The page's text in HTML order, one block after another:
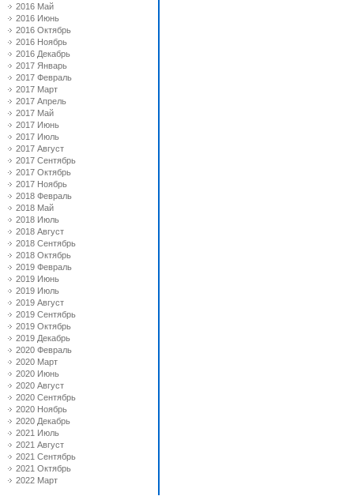
2016 Май
2016 Июнь
2016 Октябрь
2016 Ноябрь
2016 Декабрь
2017 Январь
2017 Февраль
2017 Март
2017 Апрель
2017 Май
2017 Июнь
2017 Июль
2017 Август
2017 Сентябрь
2017 Октябрь
2017 Ноябрь
2018 Февраль
2018 Май
2018 Июль
2018 Август
2018 Сентябрь
2018 Октябрь
2019 Февраль
2019 Июнь
2019 Июль
2019 Август
2019 Сентябрь
2019 Октябрь
2019 Декабрь
2020 Февраль
2020 Март
2020 Июнь
2020 Август
2020 Сентябрь
2020 Ноябрь
2020 Декабрь
2021 Июль
2021 Август
2021 Сентябрь
2021 Октябрь
2022 Март